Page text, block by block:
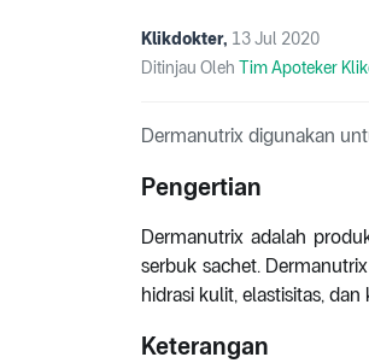
Klikdokter, 13 Jul 2020
Ditinjau Oleh Tim Apoteker
Dermanutrix digunakan
Pengertian
Dermanutrix adalah
serbuk sachet.
hidrasi kulit, elastisitas,
Keterangan